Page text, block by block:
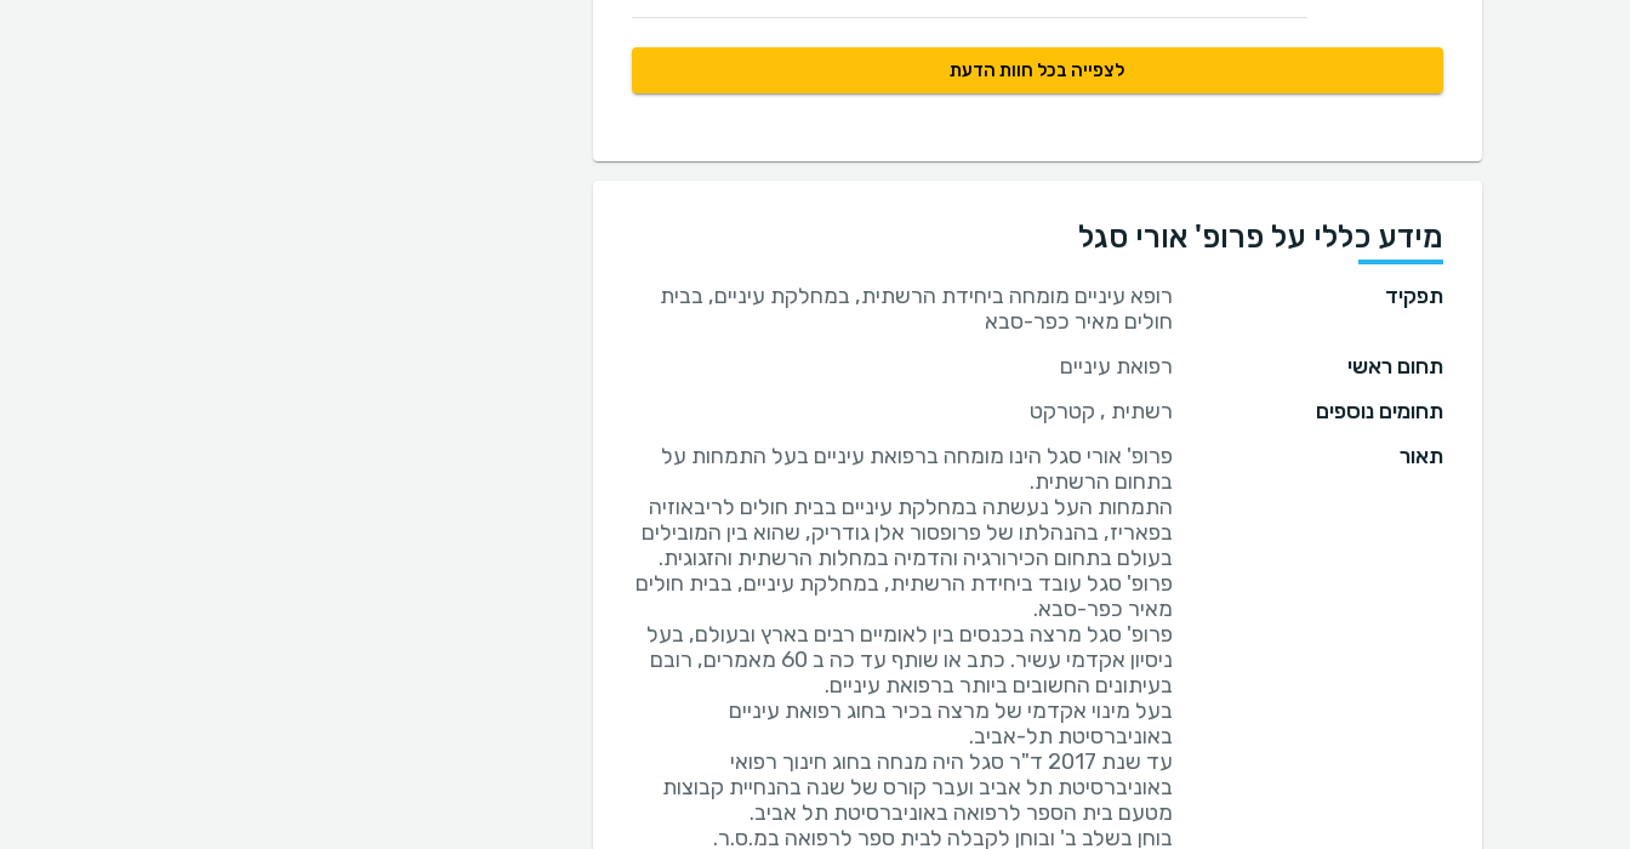
לצפייה בכל חוות הדעת
מידע כללי על פרופ' אורי סגל
תפקיד
רופא עיניים מומחה ביחידת הרשתית, במחלקת עיניים, בבית
חולים מאיר כפר-סבא
תחום ראשי
רפואת עיניים
תחומים נוספים
רשתית , קטרקט
תאור
פרופ' אורי סגל הינו מומחה ברפואת עיניים בעל התמחות על
התמחות העל נעשתה במחלקת עיניים בבית חולים לריבאוזיה
בפאריז, בהנהלתו של פרופסור אלן גודריק, שהוא בין המובילים
פרופ' סגל עובד ביחידת הרשתית, במחלקת עיניים, בבית חולים
פרופ' סגל מרצה בכנסים בין לאומיים רבים בארץ ובעולם, בעל
ניסיון אקדמי עשיר. כתב או שותף עד כה ב 60 מאמרים, רובם
בעל מינוי אקדמי של מרצה בכיר בחוג רפואת עיניים
עד שנת 2017 ד"ר סגל היה מנחה בחוג חינוך רפואי
באוניברסיטת תל אביב ועבר קורס של שנה בהנחיית קבוצות